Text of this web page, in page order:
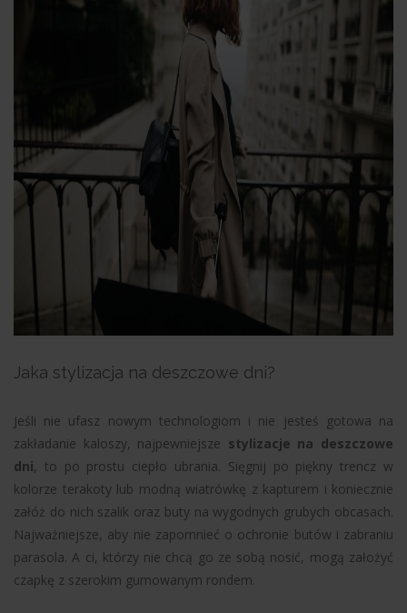
Jaka stylizacja na deszczowe dni?
Jeśli nie ufasz nowym technologiom i nie jesteś gotowa na
zakładanie kaloszy, najpewniejsze stylizacje na deszczowe
dni, to po prostu ciepło ubrania. Sięgnij po piękny trencz w
kolorze terakoty lub modną wiatrówkę z kapturem i koniecznie
załóż do nich szalik oraz buty na wygodnych grubych obcasach.
Najważniejsze, aby nie zapomnieć o ochronie butów i zabraniu
parasola. A ci, którzy nie chcą go ze sobą nosić, mogą założyć
czapkę z szerokim gumowanym rondem.